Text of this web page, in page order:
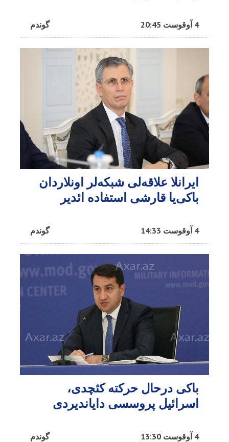
گوندم 4 آوقوست 20:45
ایرانلا علاقه‌لی شبکه‌لر اونلاردان
باکی‌یا قارشی استفاده ائدیر
گوندم 4 آوقوست 14:33
باکی درحال حرکته کئچدی،
اسرائیل پروسسی دایاندیردی
گوندم 4 آوقوست 13:30